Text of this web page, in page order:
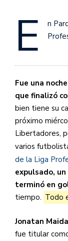
E
n
Fue una
que finalizó
bien tiene su
próximo
Libertadores,
varios
de la Liga
expulsado,
terminó en
tiempo. Todo
Jonatan
fue titular